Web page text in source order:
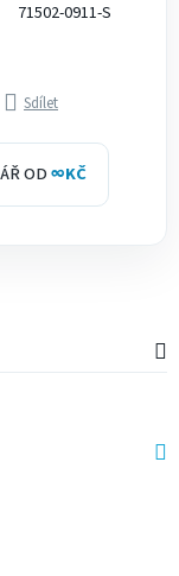
71502-0911-S
Sdílet
OD∞KČ